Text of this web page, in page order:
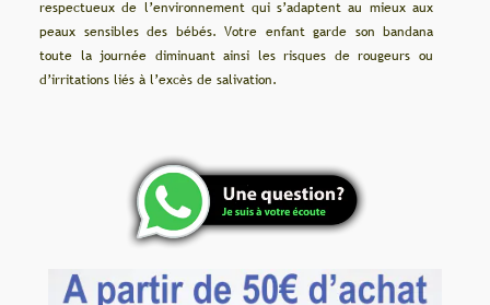
respectueux de l’environnement qui s’adaptent au mieux aux
peaux sensibles des bébés. Votre enfant garde son bandana
toute la journée diminuant ainsi les risques de rougeurs ou
d’irritations liés à l’excès de salivation.